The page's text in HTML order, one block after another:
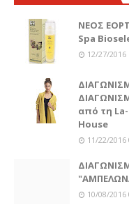
ΝΕΟΣ
Spa
12/27/
από τη
House
11/22/
10/08/